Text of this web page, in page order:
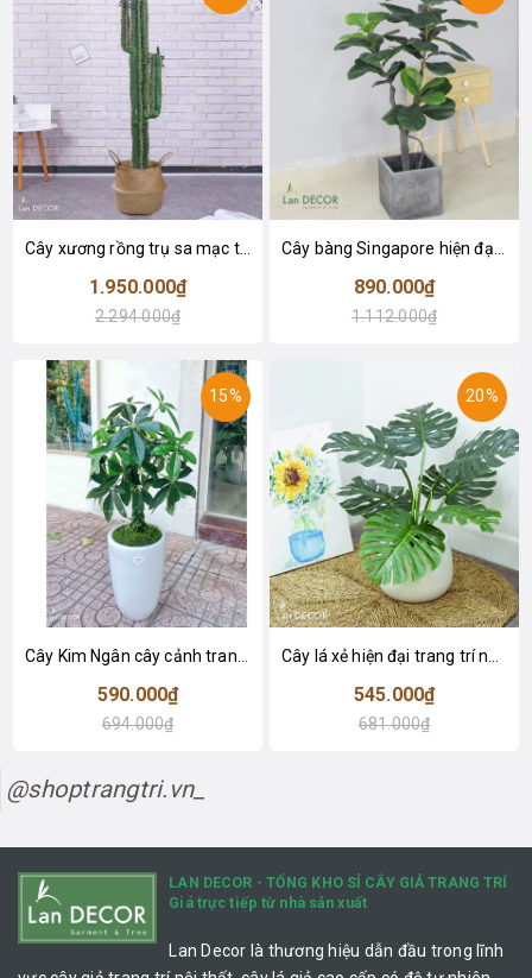
Cây xương rồng trụ sa mạc trang trí loại 2 tay (155cm) - LC2912
1.950.000₫
2.294.000₫
Cây bàng Singapore hiện đại trang trí nhà đẹp (120cm) - LC2913
890.000₫
1.112.000₫
15%
Cây Kim Ngân cây cảnh trang trí nhà đẹp (80cm) - LC1990
590.000₫
694.000₫
20%
Cây lá xẻ hiện đại trang trí nhà (65cm) - LC3022
545.000₫
681.000₫
@shoptrangtri.vn_
LAN DECOR - TỔNG KHO SỈ CÂY GIẢ TRANG TRÍ
Giá trực tiếp từ nhà sản xuất
Lan Decor là thương hiệu dẫn đầu trong lĩnh